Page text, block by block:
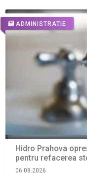
ADMINISTRATIE
Hidro Prahova
pentru refacerea
06.08.2026